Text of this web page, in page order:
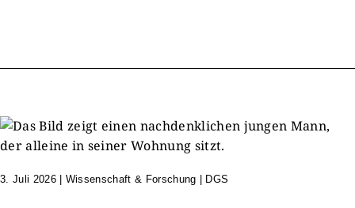
3. Juli 2026| Wissenschaft & Forschung | DGS